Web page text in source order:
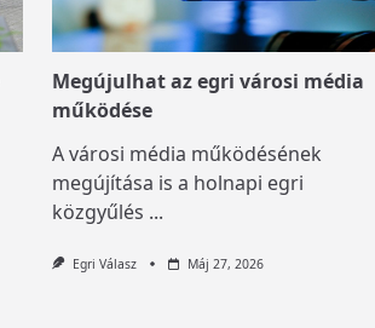
Megújulhat az egri városi média
működése
A városi média működésének
megújítása is a holnapi egri
közgyűlés ...
Egri Válasz Máj 27, 2026